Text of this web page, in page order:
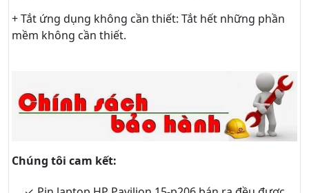
+ Tắt ứng dụng không cần thiết: Tắt hết những phần
mềm không cần thiết.
Chúng tôi cam kết: